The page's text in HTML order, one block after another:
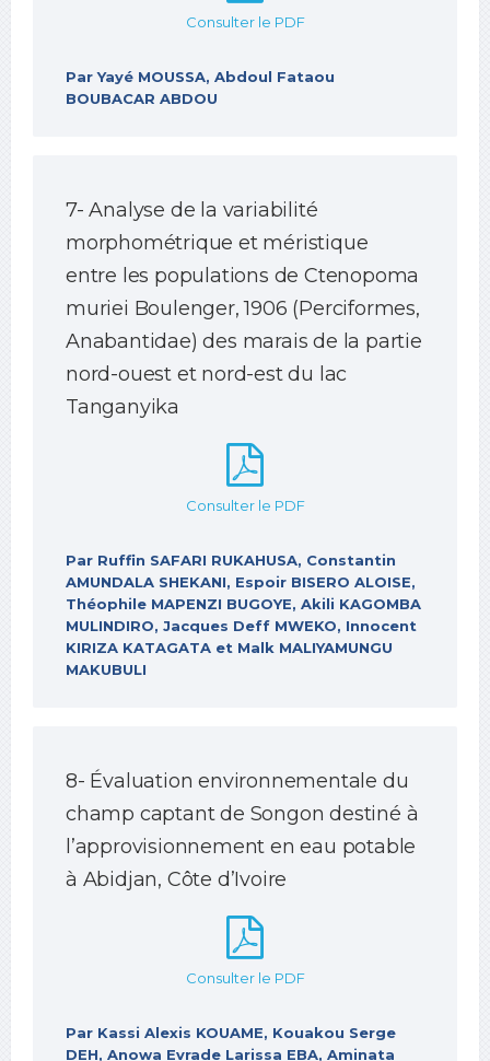
Consulter le PDF
Par Yayé MOUSSA, Abdoul Fataou
BOUBACAR ABDOU
7- Analyse de la variabilité
morphométrique et méristique
entre les populations de Ctenopoma
muriei Boulenger, 1906 (Perciformes,
Anabantidae) des marais de la partie
nord-ouest et nord-est du lac
Tanganyika
Consulter le PDF
Par Ruffin SAFARI RUKAHUSA, Constantin
AMUNDALA SHEKANI, Espoir BISERO ALOISE,
Théophile MAPENZI BUGOYE, Akili KAGOMBA
MULINDIRO, Jacques Deff MWEKO, Innocent
KIRIZA KATAGATA et Malk MALIYAMUNGU
MAKUBULI
8- Évaluation environnementale du
champ captant de Songon destiné à
l’approvisionnement en eau potable
à Abidjan, Côte d’Ivoire
Consulter le PDF
Par Kassi Alexis KOUAME, Kouakou Serge
DEH, Anowa Evrade Larissa EBA, Aminata